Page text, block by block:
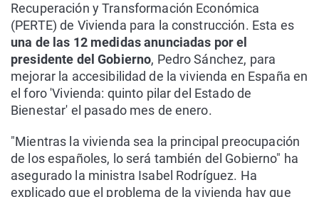
Recuperación y Transformación Económica
(PERTE) de Vivienda para la construcción. Esta es
una de las 12 medidas anunciadas por el
presidente del Gobierno, Pedro Sánchez, para
mejorar la accesibilidad de la vivienda en España en
el foro 'Vivienda: quinto pilar del Estado de
Bienestar' el pasado mes de enero.
"Mientras la vivienda sea la principal preocupación
de los españoles, lo será también del Gobierno" ha
asegurado la ministra Isabel Rodríguez. Ha
explicado que el problema de la vivienda hay que